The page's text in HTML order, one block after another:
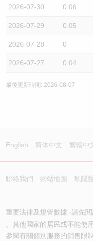
2026-07-30 0.06
2026-07-29 0.05
2026-07-28 0
2026-07-27 0.04
最後更新時間: 2026-08-07
English 简体中文 繁體中
聯絡我們 網站地圖 私隱
重要法律及規管數據 -請先閱
。其他國家的居民或不能使
參閱有關個別服務的銷售限